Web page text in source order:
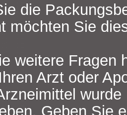
die
möchten Sie
weitere Fragen
Arzt oder
Geben Sie